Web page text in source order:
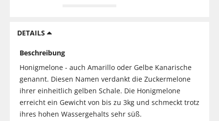
DETAILS
Beschreibung
Honigmelone - auch Amarillo oder Gelbe Kanarische
genannt. Diesen Namen verdankt die Zuckermelone
ihrer einheitlich gelben Schale. Die Honigmelone
erreicht ein Gewicht von bis zu 3kg und schmeckt trotz
ihres hohen Wassergehalts sehr süß.